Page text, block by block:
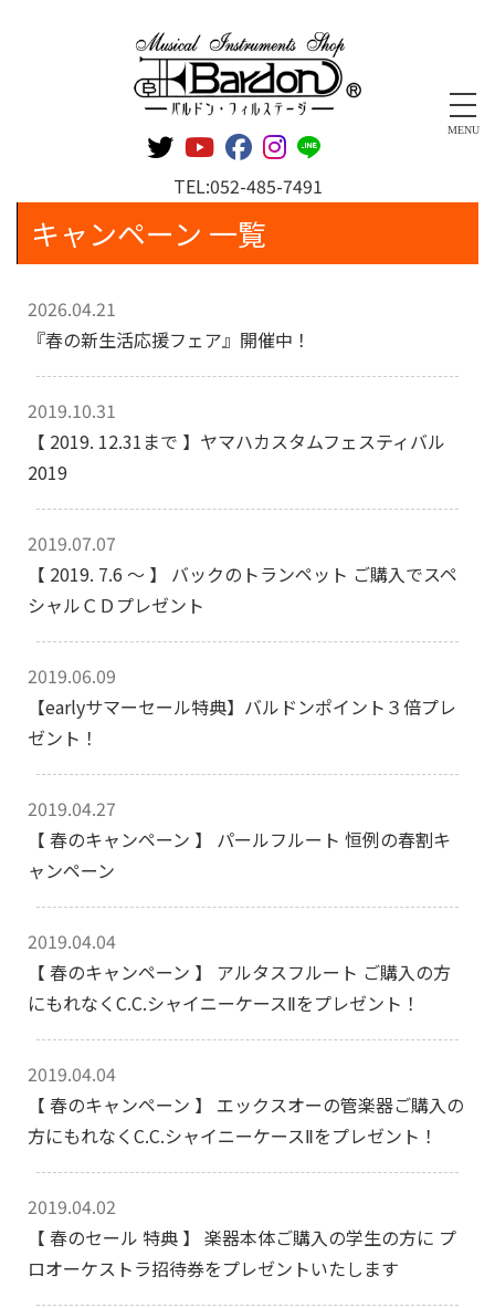
MENU
TEL:052-485-7491
キャンペーン 一覧
2026.04.21
『春の新生活応援フェア』開催中！
2019.10.31
【 2019. 12.31まで 】ヤマハカスタムフェスティバル
2019
2019.07.07
【 2019. 7.6 ～ 】 バックのトランペット ご購入でスペ
シャルＣＤプレゼント
2019.06.09
【earlyサマーセール特典】バルドンポイント３倍プレ
ゼント！
2019.04.27
【 春のキャンペーン 】 パールフルート 恒例の春割キ
ャンペーン
2019.04.04
【 春のキャンペーン 】 アルタスフルート ご購入の方
にもれなくC.C.シャイニーケースⅡをプレゼント！
2019.04.04
【 春のキャンペーン 】 エックスオーの管楽器ご購入の
方にもれなくC.C.シャイニーケースⅡをプレゼント！
2019.04.02
【 春のセール 特典 】 楽器本体ご購入の学生の方に プ
ロオーケストラ招待券をプレゼントいたします